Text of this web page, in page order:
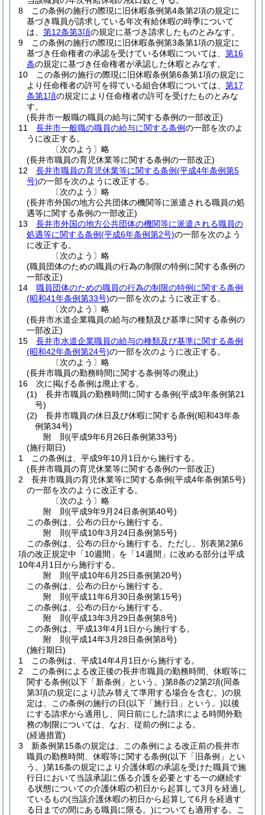
8
この条例の施行の際現に旧休暇条例第4条第2項の規定に
基づき職員が請求している年次有給休暇の時季について
は、 第12条第3項の規定に基づき請求したものとみなす。
9
この条例の施行の際現に旧休暇条例第3条第1項の規定に
基づき任命権者の承認を受けている休暇については、 第16
条の規定に基づき任命権者が承認した休暇とみなす。
10
この条例の施行の際現に旧休暇条例第6条第1項の規定に
より任命権者の許可を得ている組合休暇については、 第17
条第1項の規定により任命権者の許可を受けたものとみな
す。
(長井市一般職の職員の給与に関する条例の一部改正)
11
長井市一般職の職員の給与に関する条例の一部を次のよ
うに改正する。
〔次のよう〕略
(長井市職員の育児休業等に関する条例の一部改正)
12
長井市職員の育児休業等に関する条例(平成4年条例第5
号)の一部を次のように改正する。
〔次のよう〕略
(長井市外国の地方公共団体の機関等に派遣される職員の処
遇等に関する条例の一部改正)
13
長井市外国の地方公共団体の機関等に派遣される職員の
処遇等に関する条例(平成6年条例第2号)の一部を次のよう
に改正する。
〔次のよう〕略
(職員団体のための職員の行為の制限の特例に関する条例の
一部改正)
14
職員団体のための職員の行為の制限の特例に関する条例
(昭和41年条例第33号)の一部を次のように改正する。
〔次のよう〕略
(長井市水道企業職員の給与の種類及び基準に関する条例の
一部改正)
15
長井市水道企業職員の給与の種類及び基準に関する条例
(昭和42年条例第24号)の一部を次のように改正する。
〔次のよう〕略
(長井市職員の勤務時間に関する条例等の廃止)
16
次に掲げる条例は廃止する。
(1)
長井市職員の勤務時間に関する条例(平成3年条例第21
号)
(2)
長井市職員の休日及び休暇に関する条例(昭和43年条
例第34号)
附 則(平成9年6月26日条例第33号)
(施行期日)
1
この条例は、平成9年10月1日から施行する。
(長井市職員の育児休業等に関する条例の一部改正)
2
長井市職員の育児休業等に関する条例(平成4年条例第5号)
の一部を次のように改正する。
〔次のよう〕略
附 則(平成9年9月24日条例第40号)
この条例は、公布の日から施行する。
附 則(平成10年3月24日条例第5号)
この条例は、公布の日から施行する。 ただし、別表第2第6
項の改正規定中「10週間」を「14週間」に改める部分は平成
10年4月1日から施行する。
附 則(平成10年6月25日条例第20号)
この条例は、公布の日から施行する。
附 則(平成11年6月30日条例第15号)
この条例は、公布の日から施行する。
附 則(平成13年3月29日条例第8号)
この条例は、平成13年4月1日から施行する。
附 則(平成14年3月28日条例第8号)
(施行期日)
1
この条例は、平成14年4月1日から施行する。
2
この条例による改正後の長井市職員の勤務時間、休暇等に
関する条例(以下「新条例」という。)第8条の2第2項(同条
第3項の規定により読み替えて準用する場合を含む。)の規
定は、この条例の施行の日(以下「施行日」という。)以後
にする請求から適用し、同日前にした請求による時間外勤
務の制限については、なお、従前の例による。
(経過措置)
3
新条例第15条の規定は、この条例による改正前の長井市
職員の勤務時間、休暇等に関する条例(以下「旧条例」とい
う。)第16条の規定により介護休暇の承認を受けた職員で施
行日において当該承認に係る介護を必要とする一の継続す
る状態についての介護休暇の初日から起算して3月を経過し
ているもの(当該介護休暇の初日から起算して6月を経過す
る日までの間にある職員に限る。)についても適用する。
こ